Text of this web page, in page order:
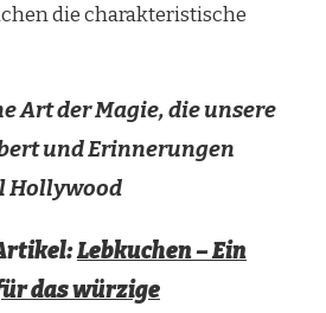
die charakteristische
Art der Magie, die unsere
und Erinnerungen
Hollywood
Lebkuchen – Ein
das würzige